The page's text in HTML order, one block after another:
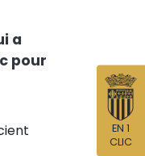
a
pour
EN 1
CLIC